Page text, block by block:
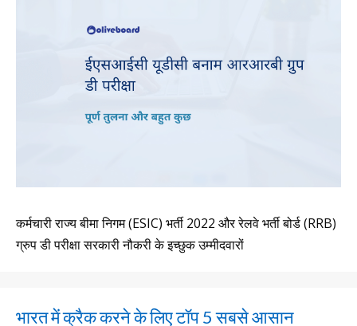
कर्मचारी राज्य बीमा निगम (ESIC) भर्ती 2022 और रेलवे भर्ती बोर्ड (RRB)
ग्रुप डी परीक्षा सरकारी नौकरी के इच्छुक उम्मीदवारों
भारत में क्रैक करने के लिए टॉप 5 सबसे आसान